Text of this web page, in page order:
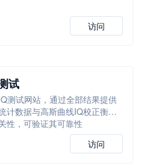
访问
试
测试网站，通过全部结果提供
计数据与高斯曲线IQ校正衡量
性，可验证其可靠性
访问